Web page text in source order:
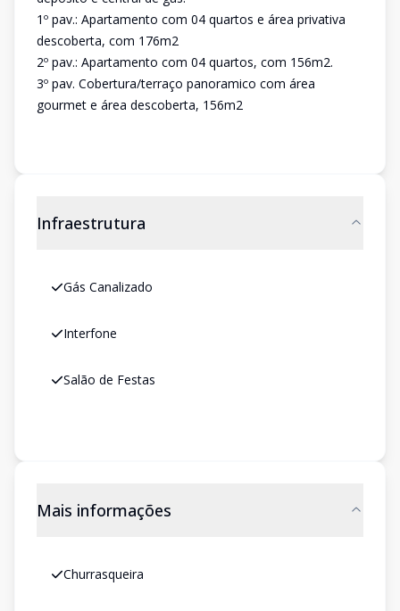
1º pav.: Apartamento com 04 quartos e área privativa
descoberta, com 176m2
2º pav.: Apartamento com 04 quartos, com 156m2.
3º pav. Cobertura/terraço panoramico com área
gourmet e área descoberta, 156m2
Infraestrutura
Gás Canalizado
Interfone
Salão de Festas
Mais informações
Churrasqueira